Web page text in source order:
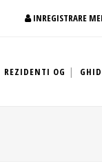
INREGISTRARE
REZIDENTI OG